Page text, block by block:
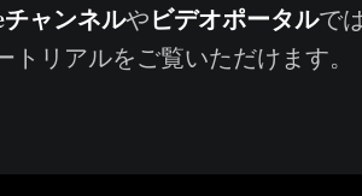
ャンネルやビデオポータルで
トリアルをご覧いただけます。